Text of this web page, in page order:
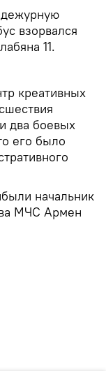
дежурную
взорвался
11.
креативных
два боевых
его было
начальник
МЧС Армен